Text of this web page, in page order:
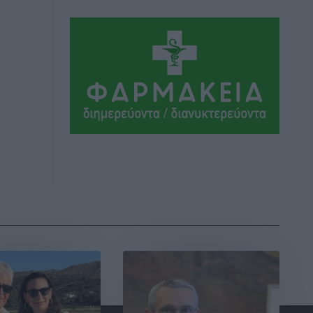
είναι το μεγαλύτερο στήριγμα μου – Το
προσκύνημα στην ιερά Μονή
Τοπικές Ειδήσεις• πριν 23 ώρες
minute σε Ελλάδα από Γερμανούς
Ειδήσεις
Οδηγός στη Ρόδο τράκαρε σταθμευμένο